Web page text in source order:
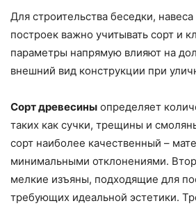
Для строительства беседки,
построек важно учитывать сорт и
параметры напрямую влияют на
внешний вид конструкции при
Сорт древесины определяет
таких как сучки, трещины и
сорт наиболее качественный –
минимальными отклонениями.
мелкие изъяны, подходящие для
требующих идеальной эстетики.